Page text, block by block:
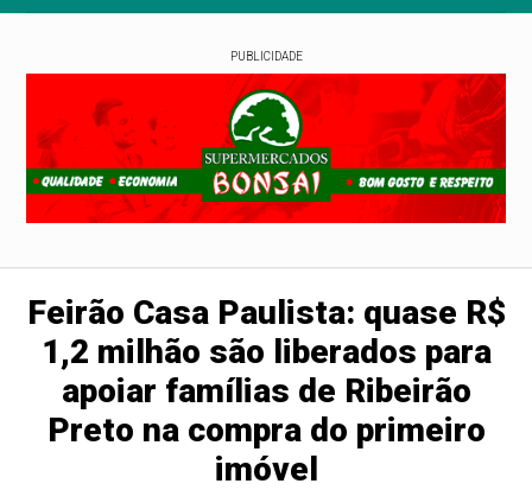
PUBLICIDADE
Feirão Casa Paulista: quase R$
1,2 milhão são liberados para
apoiar famílias de Ribeirão
Preto na compra do primeiro
imóvel